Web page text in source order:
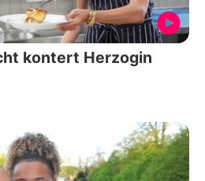
kontert Herzogin